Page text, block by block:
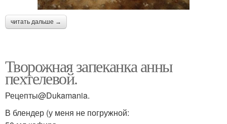
читать дальше →
Творожная запеканка анны
пехтелевой.
Рецепты@Dukamania.
В блендер (у меня не погружной: